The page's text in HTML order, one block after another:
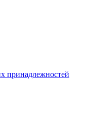
принадлежностей